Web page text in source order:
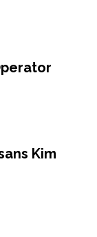
Kim